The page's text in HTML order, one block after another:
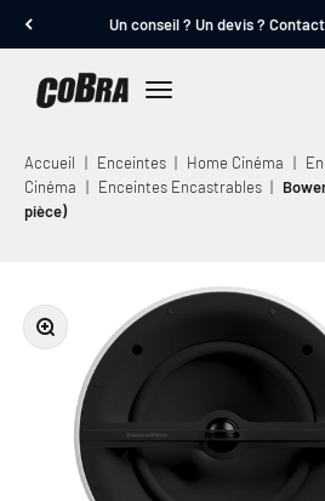
Un conseil ? Un devis ?
Cobra.fr
Accueil | Enceintes | Home Cinéma |
Cinéma | Enceintes Encastrables |
pièce)
Zoomer sur l'image